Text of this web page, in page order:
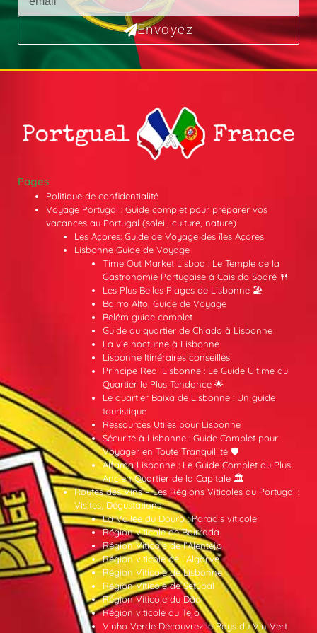
Envoyez
Pages
Politique de confidentialité
Voyage Portugal : Guide complet pour préparer vos
vacances au Portugal (soleil, culture, nature)
Les Açores: Guide de Voyage des îles Açores
Lisbonne Guide de Voyage
Time Out Market Lisboa : Le Temple de la
Gastronomie Portugaise à Cais do Sodré 🍴
Les Plus Belles Plages de Lisbonne 🏖️
Bairro Alto, Guide de Voyage
Belém guide complet
Guide du quartier de Chiado à Lisbonne
La vie nocturne à Lisbonne
Lisbonne Itinéraires conseillés
Príncipe Real Lisbonne : Le Guide Ultime du
Quartier le Plus Tendance 🌟
Le quartier Baixa de Lisbonne : Un guide
touristique
Ressources Utiles pour Lisbonne
Sécurité à Lisbonne : Guide Complet pour
Voyager en Toute Tranquillité 🛡️
Alfama Lisbonne : Le Guide Complet du Plus
Ancien Quartier de la Capitale 🏛️
Routes des Vins – Les Régions Viticoles du Portugal :
Visites, Dégustations
La Vallée du Douro : Paradis viticole
Région viticole de Bairrada
Région Viticole de l’Alentejo
Région viticole de l’Algarve
Région Viticole de Lisbonne
Région Viticole de Setúbal
Région Viticole du Dão
Région viticole du Tejo
Vinho Verde Découvrez le Pays du Vin Vert